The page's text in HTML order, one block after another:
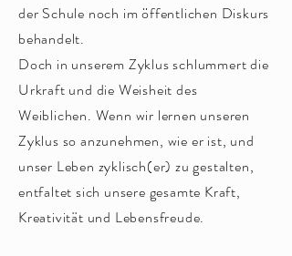
der Schule noch im öffentlichen Diskurs
behandelt.
Doch in unserem Zyklus schlummert die
Urkraft und die Weisheit des
Weiblichen. Wenn wir lernen unseren
Zyklus so anzunehmen, wie er ist, und
unser Leben zyklisch(er) zu gestalten,
entfaltet sich unsere gesamte Kraft,
Kreativität und Lebensfreude.